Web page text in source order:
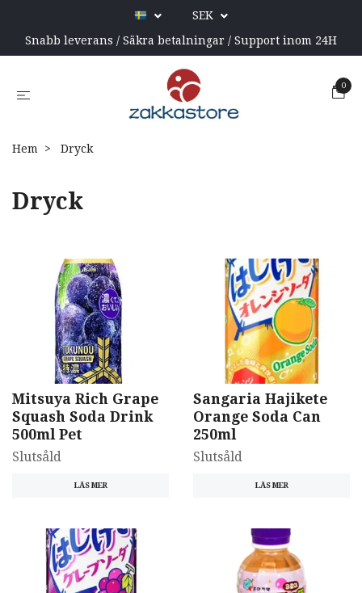
SEK
Snabb leverans / Säkra betalningar / Support inom 24H
0
Hem Dryck
Dryck
Mitsuya Rich Grape
Squash Soda Drink
500ml Pet
Slutsåld
LÄS MER
Sangaria Hajikete
Orange Soda Can
250ml
Slutsåld
LÄS MER